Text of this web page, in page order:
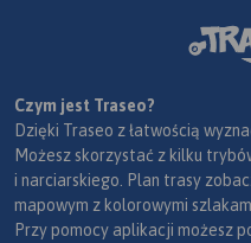
Czym jest Traseo?
Dzięki Traseo z łatwością
Możesz skorzystać z kilku
i narciarskiego. Plan trasy
mapowym z kolorowymi
Przy pomocy aplikacji możesz